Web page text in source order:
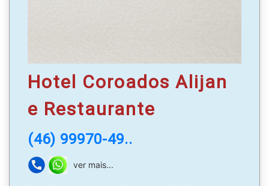
Hotel Coroados Alijan
e Restaurante
(46) 99970-49..
ver mais...